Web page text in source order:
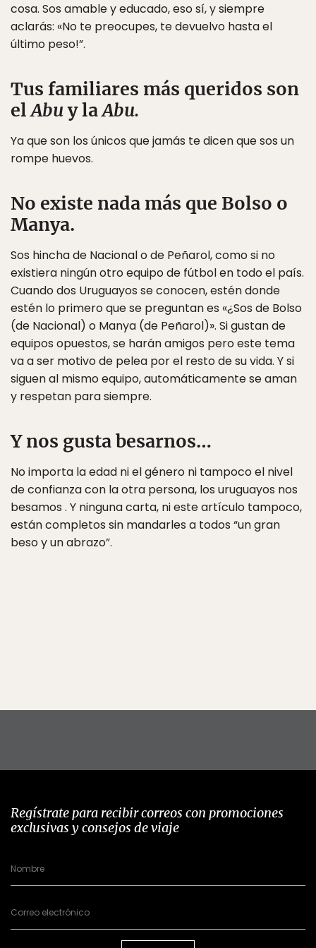
cosa. Sos amable y educado, eso sí, y siempre
aclarás: «No te preocupes, te devuelvo hasta el
último peso!”.
Tus familiares más queridos son
elAbuy laAbu.
Ya que son los únicos que jamás te dicen que sos un
rompe huevos.
No existe nada más que Bolso o
Manya.
Sos hincha de Nacional o de Peñarol, como si no
existiera ningún otro equipo de fútbol en todo el país.
Cuando dos Uruguayos se conocen, estén donde
estén lo primero que se preguntan es «¿Sos de Bolso
(de Nacional) o Manya (de Peñarol)». Si gustan de
equipos opuestos, se harán amigos pero este tema
va a ser motivo de pelea por el resto de su vida. Y si
siguen al mismo equipo, automáticamente se aman
y respetan para siempre.
Y nos gusta besarnos…
No importa la edad ni el género ni tampoco el nivel
de confianza con la otra persona, los uruguayos nos
besamos . Y ninguna carta, ni este artículo tampoco,
están completos sin mandarles a todos “un gran
beso y un abrazo”.
Regístrate para recibir correos con promociones
exclusivas y consejos de viaje